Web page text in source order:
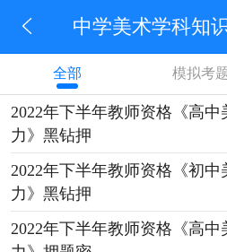
中学美术学科知
全部 模拟考
2022年下半年教师资格《高
力》黑钻押
2022年下半年教师资格《初
力》黑钻押
2022年下半年教师资格《高